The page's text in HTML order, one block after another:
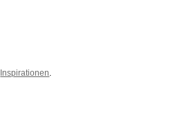
Inspirationen.